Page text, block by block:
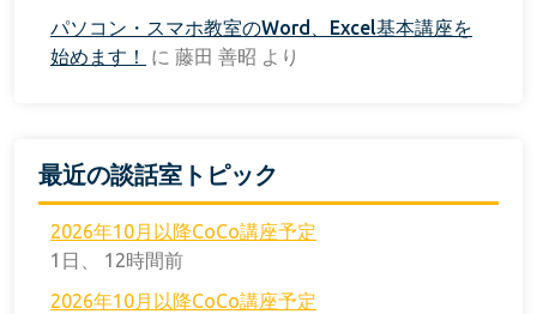
パソコン・スマホ教室のWord、Excel基本講座を
始めます！
に 藤田 善昭 より
最近の談話室トピック
2026年10月以降CoCo講座予定
1日、 12時間前
2026年10月以降CoCo講座予定